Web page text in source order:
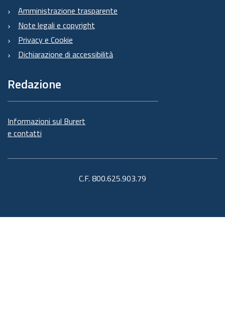
Amministrazione trasparente
Note legali e copyright
Privacy e Cookie
Dichiarazione di accessibilità
Redazione
Informazioni sul Burert
e contatti
C.F. 800.625.903.79